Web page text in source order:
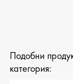
Подобни
категория: